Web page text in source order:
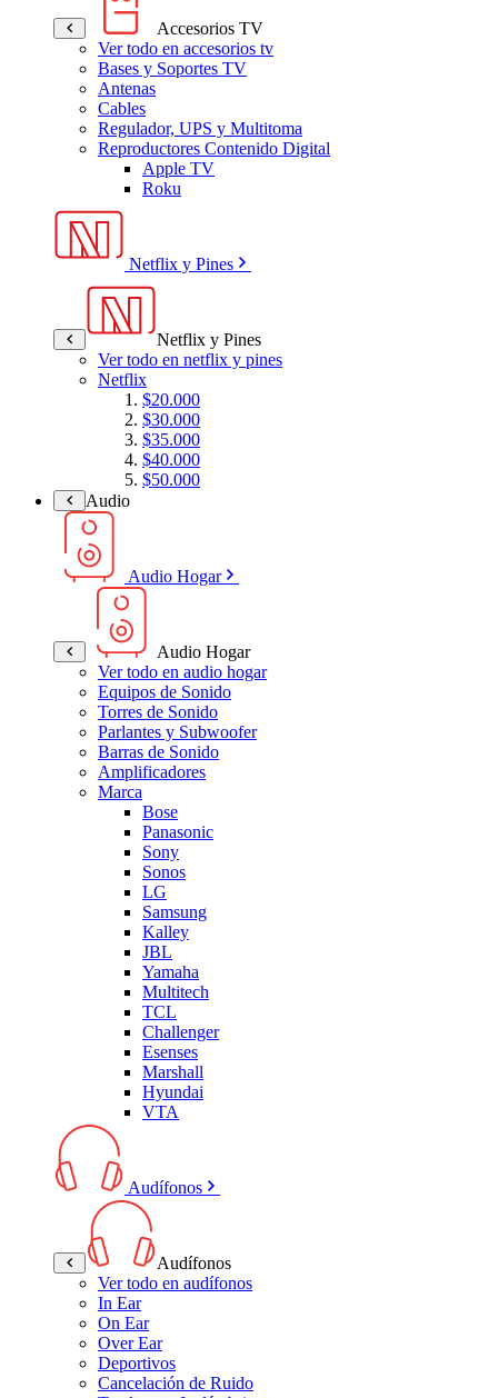
Accesorios TV
Ver todo en accesorios tv
Bases y Soportes TV
Antenas
Cables
Regulador, UPS y Multitoma
Reproductores Contenido Digital
Apple TV
Roku
Netflix y Pines
Netflix y Pines
Ver todo en netflix y pines
Netflix
$20.000
$30.000
$35.000
$40.000
$50.000
Audio
Audio Hogar
Audio Hogar
Ver todo en audio hogar
Equipos de Sonido
Torres de Sonido
Parlantes y Subwoofer
Barras de Sonido
Amplificadores
Marca
Bose
Panasonic
Sony
Sonos
LG
Samsung
Kalley
JBL
Yamaha
Multitech
TCL
Challenger
Esenses
Marshall
Hyundai
VTA
Audífonos
Audífonos
Ver todo en audífonos
In Ear
On Ear
Over Ear
Deportivos
Cancelación de Ruido